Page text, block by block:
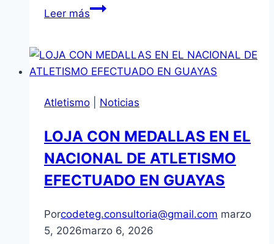
Leer másLUCHADORES
BOTAS
Y
PARA
NACIONALES
PREJUVENILES.
Previo
base
entrenamiento.-
Atletismo Noticias
LOJA CON MEDALLAS EN EL
NACIONAL DE ATLETISMO
EFECTUADO EN GUAYAS
Porcodeteg.consultoria@gmail.com marzo
5, 2026marzo 6, 2026